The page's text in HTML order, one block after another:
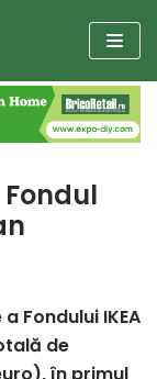
Fondului IKEA
de